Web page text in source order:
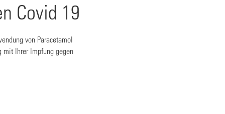
Covid 19
von Paracetamol
mit Ihrer Impfung gegen